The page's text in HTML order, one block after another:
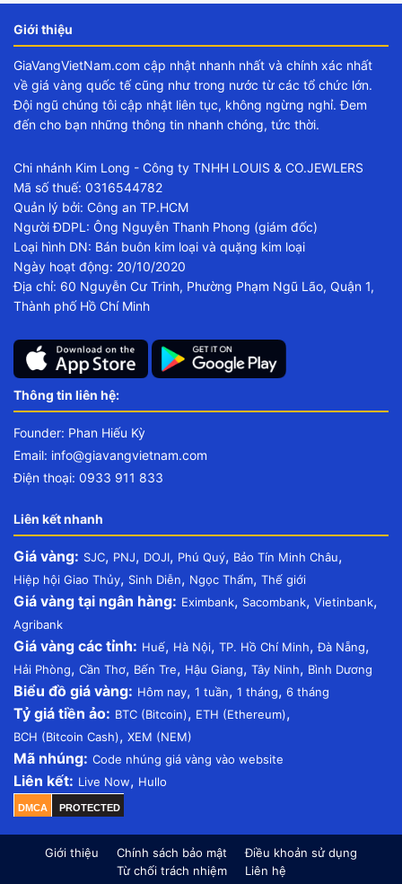
Giới thiệu
GiaVangVietNam.com cập nhật nhanh nhất và chính xác nhất
về giá vàng quốc tế cũng như trong nước từ các tổ chức lớn.
Đội ngũ chúng tôi cập nhật liên tục, không ngừng nghỉ. Đem
đến cho bạn những thông tin nhanh chóng, tức thời.
Chi nhánh Kim Long - Công ty TNHH LOUIS & CO.JEWLERS
Mã số thuế: 0316544782
Quản lý bởi: Công an TP.HCM
Người ĐDPL: Ông Nguyễn Thanh Phong (giám đốc)
Loại hình DN: Bán buôn kim loại và quặng kim loại
Ngày hoạt động: 20/10/2020
Địa chỉ: 60 Nguyễn Cư Trinh, Phường Phạm Ngũ Lão, Quận 1,
Thành phố Hồ Chí Minh
Thông tin liên hệ:
Founder: Phan Hiếu Kỳ
Email: info@giavangvietnam.com
Điện thoại: 0933 911 833
Liên kết nhanh
Giá vàng: SJC, PNJ, DOJI, Phú Quý, Bảo Tín Minh Châu,
Hiệp hội Giao Thủy, Sinh Diễn, Ngọc Thẩm, Thế giới
Giá vàng tại ngân hàng: Eximbank, Sacombank, Vietinbank,
Agribank
Giá vàng các tỉnh: Huế, Hà Nội, TP. Hồ Chí Minh,Đà Nẵng,
Hải Phòng, Cần Thơ, Bến Tre, Hậu Giang, Tây Ninh, Bình Dương
Biểu đồ giá vàng: Hôm nay, 1 tuần, 1 tháng, 6 tháng
Tỷ giá tiền ảo: BTC (Bitcoin), ETH (Ethereum),
BCH (Bitcoin Cash), XEM (NEM)
Mã nhúng: Code nhúng giá vàng vào website
Liên kết: Live Now, Hullo
DMCA PROTECTED
Giới thiệu Chính sách bảo mật
Điều khoản sử dụng
Từ chối trách nhiệm
Liên hệ